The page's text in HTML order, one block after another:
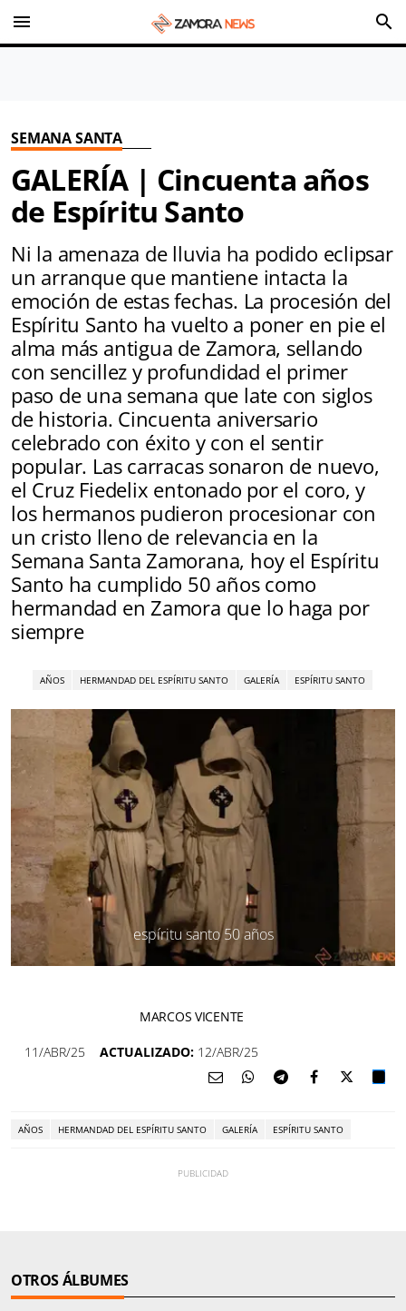
menu search
SEMANA SANTA
GALERÍA | Cincuenta años
de Espíritu Santo
Ni la amenaza de lluvia ha podido eclipsar
un arranque que mantiene intacta la
emoción de estas fechas. La procesión del
Espíritu Santo ha vuelto a poner en pie el
alma más antigua de Zamora, sellando
con sencillez y profundidad el primer
paso de una semana que late con siglos
de historia. Cincuenta aniversario
celebrado con éxito y con el sentir
popular. Las carracas sonaron de nuevo,
el Cruz Fiedelix entonado por el coro, y
los hermanos pudieron procesionar con
un cristo lleno de relevancia en la
Semana Santa Zamorana, hoy el Espíritu
Santo ha cumplido 50 años como
hermandad en Zamora que lo haga por
siempre
AÑOS HERMANDAD DEL ESPÍRITU SANTO GALERÍA ESPÍRITU SANTO
espíritu santo 50 años
MARCOS VICENTE
11/ABR/25 ACTUALIZADO: 12/ABR/25
AÑOS HERMANDAD DEL ESPÍRITU SANTO GALERÍA ESPÍRITU SANTO
OTROS ÁLBUMES